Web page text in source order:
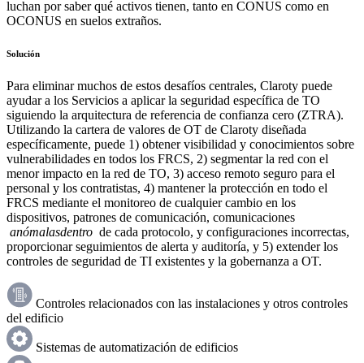
luchan por saber qué activos tienen, tanto en CONUS como en
OCONUS en suelos extraños.
Solución
Para eliminar muchos de estos desafíos centrales, Claroty puede
ayudar a los Servicios a aplicar la seguridad específica de TO
siguiendo la arquitectura de referencia de confianza cero (ZTRA).
Utilizando la cartera de valores de OT de Claroty diseñada
específicamente, puede 1) obtener visibilidad y conocimientos sobre
vulnerabilidades en todos los FRCS, 2) segmentar la red con el
menor impacto en la red de TO, 3) acceso remoto seguro para el
personal y los contratistas, 4) mantener la protección en todo el
FRCS mediante el monitoreo de cualquier cambio en los
dispositivos, patrones de comunicación, comunicaciones
anómalasdentro de cada protocolo, y configuraciones incorrectas,
proporcionar seguimientos de alerta y auditoría, y 5) extender los
controles de seguridad de TI existentes y la gobernanza a OT.
Controles relacionados con las instalaciones y otros controles
del edificio
Sistemas de automatización de edificios